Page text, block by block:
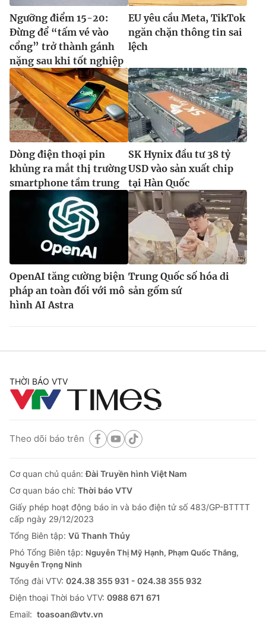
Ngưỡng điểm 15-20:
Đừng để “tấm vé vào
cổng” trở thành gánh
nặng sau khi tốt nghiệp
EU yêu cầu Meta, TikTok
ngăn chặn thông tin sai
lệch
Dòng điện thoại pin
khủng ra mắt thị trường
smartphone tầm trung
SK Hynix đầu tư 38 tỷ
USD vào sản xuất chip
tại Hàn Quốc
OpenAI tăng cường biện
pháp an toàn đối với mô
hình AI Astra
Trung Quốc số hóa di
sản gốm sứ
THỜI BÁO VTV
Theo dõi báo trên
Cơ quan chủ quản:Đài Truyền hình Việt Nam
Cơ quan báo chí: Thời báo VTV
Giấy phép hoạt động báo in và báo điện tử số 483/GP-BTTTT
cấp ngày 29/12/2023
Tổng Biên tập: Vũ Thanh Thủy
Phó Tổng Biên tập: Nguyễn Thị Mỹ Hạnh, Phạm Quốc Thắng,
Nguyễn Trọng Ninh
Tổng đài VTV: 024.38 355 931 - 024.38 355 932
Ðiện thoại Thời báo VTV: 0988 671 671
Email: toasoan@vtv.vn